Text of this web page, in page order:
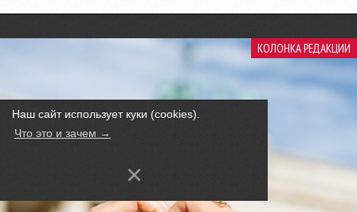
Наш сайт использует куки (cookies).
Что это и зачем →
×
КОЛОНКА РЕДАКЦИИ